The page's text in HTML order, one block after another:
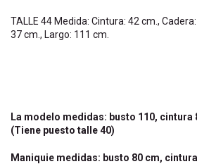
TALLE 44 Medida: Cintura: 42 cm.,
37 cm., Largo: 111 cm.
La modelo medidas: busto 110, cintura
(Tiene puesto talle 40)
Maniquie medidas: busto 80 cm,